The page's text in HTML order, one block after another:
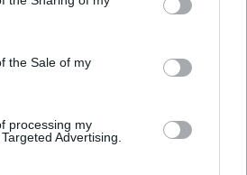
Google and its third-party tags to
specified purposes in below Google
the Sale of my
processing my
Advertising.